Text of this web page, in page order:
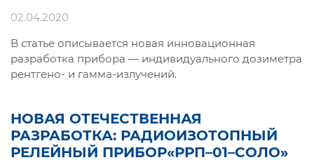
02.04.2020
В статье описывается новая инновационная
разработка прибора — индивидуального дозиметра
рентгено- и гамма-излучений.
НОВАЯ ОТЕЧЕСТВЕННАЯ
РАЗРАБОТКА: РАДИОИЗОТОПНЫЙ
РЕЛЕЙНЫЙ ПРИБОР«РРП–01–СОЛО»